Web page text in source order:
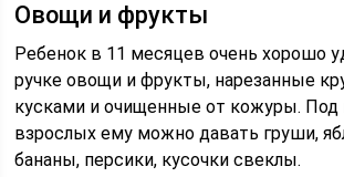
Овощи и фрукты
Ребенок в 11 месяцев очень хорошо
ручке овощи и фрукты, нарезанные
кусками и очищенные от кожуры.
взрослых ему можно давать груши,
бананы, персики, кусочки свеклы.